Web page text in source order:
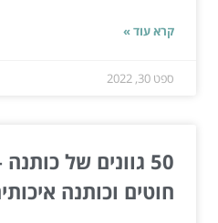
קרא עוד »
ספט 30, 2022
50 גוונים של
חוטים וכותנה